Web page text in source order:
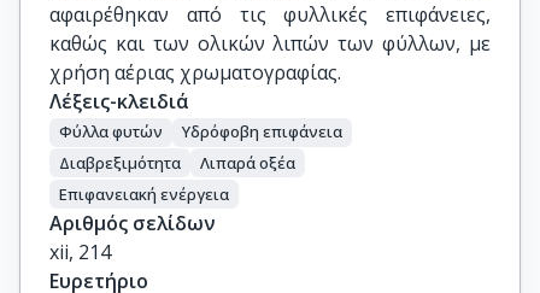
αφαιρέθηκαν από τις φυλλικές επιφάνειες,
καθώς και των ολικών λιπών των φύλλων, με
χρήση αέριας χρωματογραφίας.
Λέξεις-κλειδιά
Φύλλα φυτών
Υδρόφοβη επιφάνεια
Διαβρεξιμότητα
Λιπαρά οξέα
Επιφανειακή ενέργεια
Αριθμός σελίδων
xii, 214
Ευρετήριο